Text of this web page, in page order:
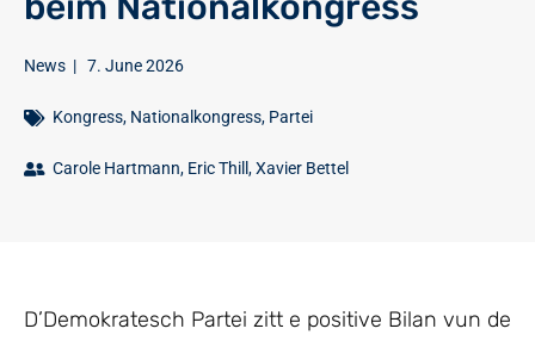
News | 7. June 2026
Kongress, Nationalkongress, Partei
Carole Hartmann, Eric Thill ,Xavier Bettel
D’Demokratesch Partei zitt e positive Bilan vun de